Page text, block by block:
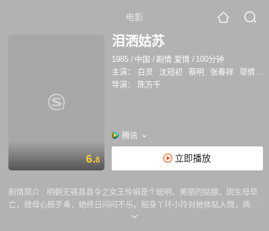
电影
6.8
泪洒姑苏
1985 / 中国 /剧情 爱情 / 100分钟
主演：
白灵 沈冠初 蔡明 张春祥 邬倩倩
导演：
陈方千
腾讯
立即播放
剧情简介 : 明朝无锡县县令之女王怜娟是个聪明、美丽的姑娘，因生母早
亡，继母心肠歹毒，她终日闷闷不乐。贴身丫环小玲对她体贴入微，两人
情同姐妹。这一天夜晚，怜娟在后花园焚香抚琴，抒发愁怀。浮浪成性的